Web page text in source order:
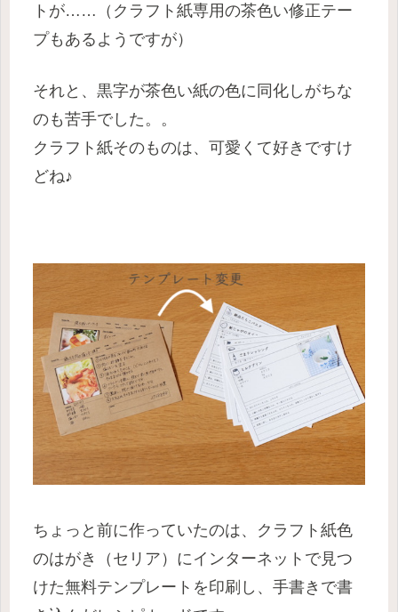
トが……（クラフト紙専用の茶色い修正テー
プもあるようですが）
それと、黒字が茶色い紙の色に同化しがちな
のも苦手でした。。
クラフト紙そのものは、可愛くて好きですけ
どね♪
ちょっと前に作っていたのは、クラフト紙色
のはがき（セリア）にインターネットで見つ
けた無料テンプレートを印刷し、手書きで書